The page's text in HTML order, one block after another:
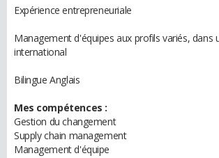
Expérience entrepreneuriale
Management d'équipes aux profils variés, dans
international
Bilingue Anglais
Mes compétences :
Gestion du changement
Supply chain management
Management d'équipe